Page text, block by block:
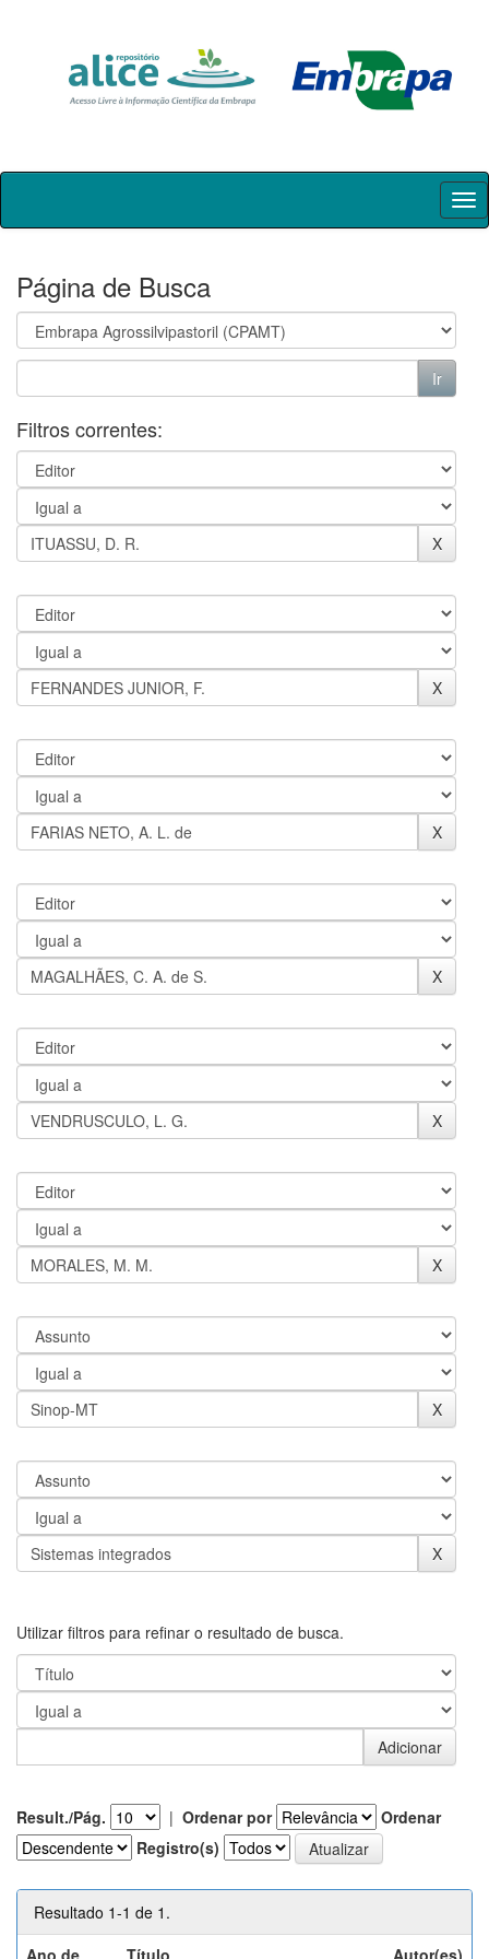
Skip
Página de Busca
Filtros correntes:
Utilizar filtros para refinar o resultado de busca.
Result./Pág. | Ordenar por
Ordenar
Registro(s)
Resultado 1-1 de 1.
Ano de
Título Autor(es)